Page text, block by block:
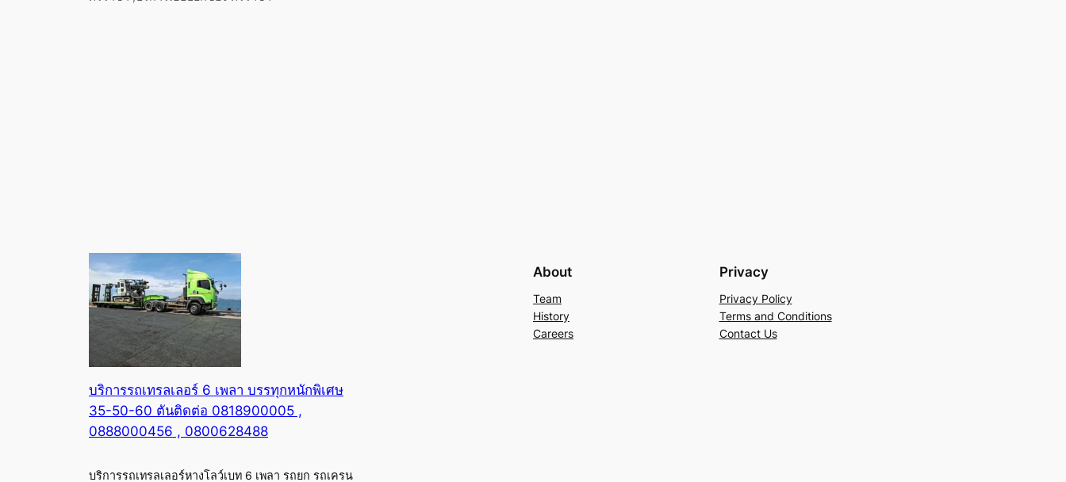
บริการรถเทรลเลอร์ 6 เพลา บรรทุกหนักพิเศษ
35-50-60 ตันติดต่อ 0818900005 ,
0888000456 , 0800628488
บริการรถเทรลเลอร์หางโลว์เบท 6 เพลา รถยก รถเครน
About
Team
History
Careers
Privacy
Privacy Policy
Terms and Conditions
Contact Us